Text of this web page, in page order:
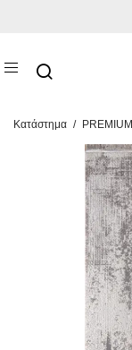
Κατάστημα / PREMIUM